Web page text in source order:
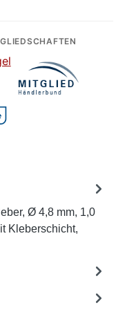
Ø 4,8 mm, 1,0
Kleberschicht,